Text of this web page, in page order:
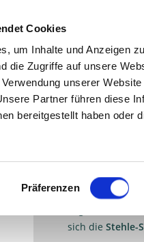
Cookies
um Inhalte und Anzeigen
die Zugriffe auf unsere
unserer
Partner führen diese
bereitgestellt haben oder
Präferenzen
Gereedschap
Auf seinem
Andy war mit
sich die Stehle-